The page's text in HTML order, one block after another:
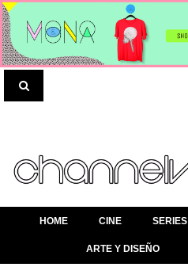
HOME CINE SERIES
ARTE Y DISEÑO